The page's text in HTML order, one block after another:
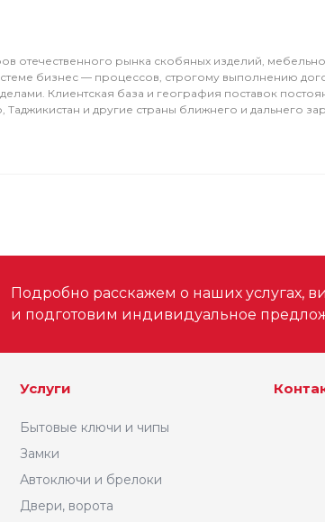
отечественного рынка скобяных изделий,
бизнес — процессов, строгому выполнению
Клиентская база и география поставок
и другие страны ближнего и дальнего
Подробно расскажем о наших услугах,
и подготовим индивидуальное
Услуги
Бытовые ключи и чипы
Замки
Автоключи и брелоки
Двери, ворота